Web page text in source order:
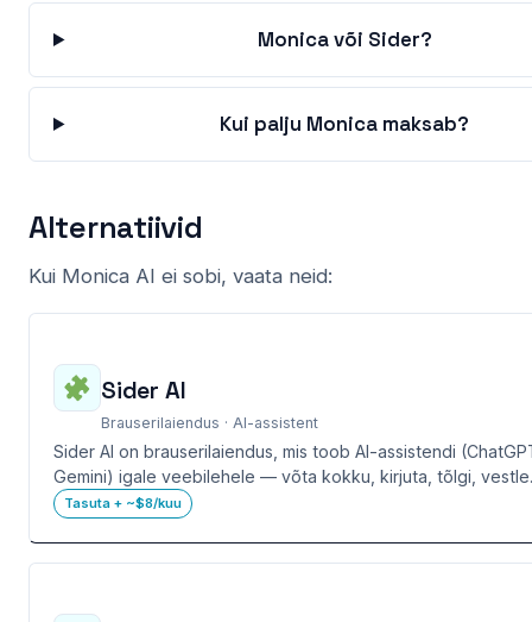
Monica või Sider?
Kui palju Monica maksab?
Alternatiivid
Kui Monica AI ei sobi, vaata neid:
Sider AI
Brauserilaiendus · AI-assistent
Sider AI on brauserilaiendus, mis toob AI-assistendi
Gemini) igale veebilehele — võta kokku, kirjuta, tõlgi,
Tasuta + ~$8/kuu